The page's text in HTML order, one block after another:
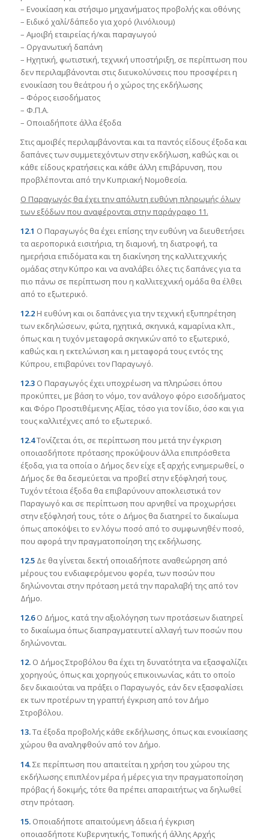
– Ενοικίαση και στήσιμο μηχανήματος προβολής και οθόνης
– Ειδικό χαλί/δάπεδο για χορό (λινόλιουμ)
– Αμοιβή εταιρείας ή/και παραγωγού
– Οργανωτική δαπάνη
– Ηχητική, φωτιστική, τεχνική υποστήριξη, σε περίπτωση που
δεν περιλαμβάνονται στις διευκολύνσεις που προσφέρει η
ενοικίαση του θεάτρου ή ο χώρος της εκδήλωσης
– Φόρος εισοδήματος
– Φ.Π.Α.
– Οποιαδήποτε άλλα έξοδα
Στις αμοιβές περιλαμβάνονται και τα παντός είδους έξοδα και
δαπάνες των συμμετεχόντων στην εκδήλωση, καθώς και οι
κάθε είδους κρατήσεις και κάθε άλλη επιβάρυνση, που
προβλέπονται από την Κυπριακή Νομοθεσία.
Ο Παραγωγός θα έχει την απόλυτη ευθύνη πληρωμής όλων
των εξόδων που αναφέρονται στην παράγραφο 11.
12.1 Ο Παραγωγός θα έχει επίσης την ευθύνη να διευθετήσει
τα αεροπορικά εισιτήρια, τη διαμονή, τη διατροφή, τα
ημερήσια επιδόματα και τη διακίνηση της καλλιτεχνικής
ομάδας στην Κύπρο και να αναλάβει όλες τις δαπάνες για τα
πιο πάνω σε περίπτωση που η καλλιτεχνική ομάδα θα έλθει
από το εξωτερικό.
12.2Η ευθύνη και οι δαπάνες για την τεχνική εξυπηρέτηση
των εκδηλώσεων, φώτα, ηχητικά, σκηνικά, καμαρίνια κλπ.,
όπως και η τυχόν μεταφορά σκηνικών από το εξωτερικό,
καθώς και η εκτελώνιση και η μεταφορά τους εντός της
Κύπρου, επιβαρύνει τον Παραγωγό.
12.3Ο Παραγωγός έχει υποχρέωση να πληρώσει όπου
προκύπτει, με βάση το νόμο, τον ανάλογο φόρο εισοδήματος
και Φόρο Προστιθέμενης Αξίας, τόσο για τον ίδιο, όσο και για
τους καλλιτέχνες από το εξωτερικό.
12.4Τονίζεται ότι, σε περίπτωση που μετά την έγκριση
οποιασδήποτε πρότασης προκύψουν άλλα επιπρόσθετα
έξοδα, για τα οποία ο Δήμος δεν είχε εξ αρχής ενημερωθεί, ο
Δήμος δε θα δεσμεύεται να προβεί στην εξόφλησή τους.
Τυχόν τέτοια έξοδα θα επιβαρύνουν αποκλειστικά τον
Παραγωγό και σε περίπτωση που αρνηθεί να προχωρήσει
στην εξόφλησή τους, τότε ο Δήμος θα διατηρεί το δικαίωμα
όπως αποκόψει το εν λόγω ποσό από το συμφωνηθέν ποσό,
που αφορά την πραγματοποίηση της εκδήλωσης.
12.5Δε θα γίνεται δεκτή οποιαδήποτε αναθεώρηση από
μέρους του ενδιαφερόμενου φορέα, των ποσών που
δηλώνονται στην πρόταση μετά την παραλαβή της από τον
Δήμο.
12.6Ο Δήμος, κατά την αξιολόγηση των προτάσεων διατηρεί
το δικαίωμα όπως διαπραγματευτεί αλλαγή των ποσών που
δηλώνονται.
12.Ο Δήμος Στροβόλου θα έχει τη δυνατότητα να εξασφαλίζει
χορηγούς, όπως και χορηγούς επικοινωνίας, κάτι το οποίο
δεν δικαιούται να πράξει ο Παραγωγός, εάν δεν εξασφαλίσει
εκ των προτέρων τη γραπτή έγκριση από τον Δήμο
Στροβόλου.
13.Τα έξοδα προβολής κάθε εκδήλωσης, όπως και ενοικίασης
χώρου θα αναληφθούν από τον Δήμο.
14.Σε περίπτωση που απαιτείται η χρήση του χώρου της
εκδήλωσης επιπλέον μέρα ή μέρες για την πραγματοποίηση
πρόβας ή δοκιμής, τότε θα πρέπει απαραιτήτως να δηλωθεί
στην πρόταση.
15.Οποιαδήποτε απαιτούμενη άδεια ή έγκριση
οποιασδήποτε Κυβερνητικής, Τοπικής ή άλλης Αρχής